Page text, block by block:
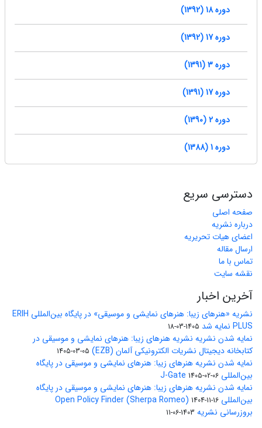
دوره 18 (1392)
دوره 17 (1392)
دوره 3 (1391)
دوره 17 (1391)
دوره 2 (1390)
دوره 1 (1388)
دسترسی سریع
صفحه اصلی
درباره نشریه
اعضای هیات تحریریه
ارسال مقاله
تماس با ما
نقشه سایت
آخرین اخبار
نشریه «هنرهای زیبا: هنرهای نمایشی و موسیقی» در پایگاه بین‌المللی ERIH
PLUS نمایه شد
1405-03-18
نمایه شدن نشریه نشریه هنرهای زیبا: هنرهای نمایشی و موسیقی در
کتابخانه دیجیتال نشریات الکترونیکی آلمان (EZB)
1405-03-05
نمایه شدن نشریه هنرهای زیبا: هنرهای نمایشی و موسیقی در پایگاه
بین‌المللی J-Gate 1405-02-06
نمایه شدن نشریه هنرهای زیبا: هنرهای نمایشی و موسیقی در پایگاه
بین‌المللی Open Policy Finder (Sherpa Romeo) 1404-11-16
بروزرسانی نشریه 1403-06-11